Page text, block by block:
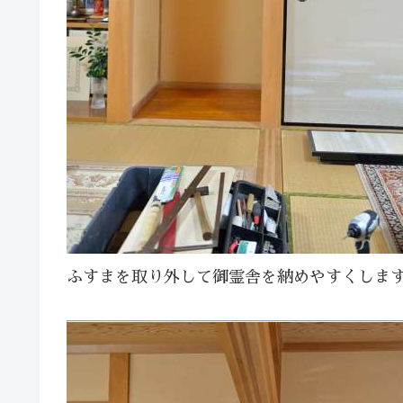
ふすまを取り外して御霊舎を納めやすくしま